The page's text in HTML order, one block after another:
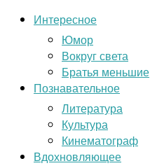
Интересное
Юмор
Вокруг света
Братья меньшие
Познавательное
Литература
Культура
Кинематограф
Вдохновляющее